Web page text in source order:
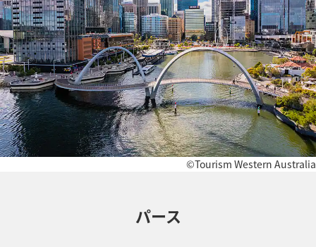
©Tourism Western Australia
パース